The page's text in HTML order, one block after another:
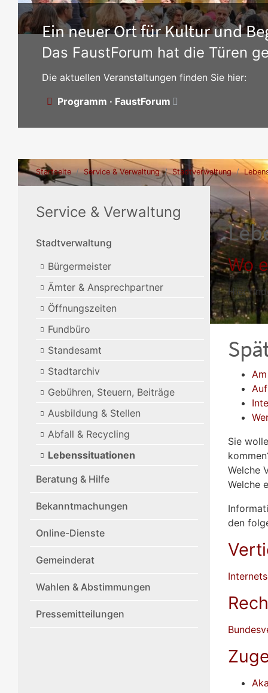
Ein neuer Ort für Kultur und
Das FaustForum hat die Türen
Die aktuellen Veranstaltungen finden Sie hier:
Programm · FaustForum
Startseite Service & Verwaltung Stadtverwaltung
Service & Verwaltung
Stadtverwaltung
Bürgermeister
Ämter & Ansprechpartner
Öffnungszeiten
Fundbüro
Standesamt
Stadtarchiv
Gebühren, Steuern, Beiträge
Ausbildung & Stellen
Abfall & Recycling
Lebenssituationen
Beratung & Hilfe
Bekanntmachungen
Online-Dienste
Gemeinderat
Wahlen & Abstimmungen
Pressemitteilungen
Wo
Hier
Sie
Welche
Welche
den